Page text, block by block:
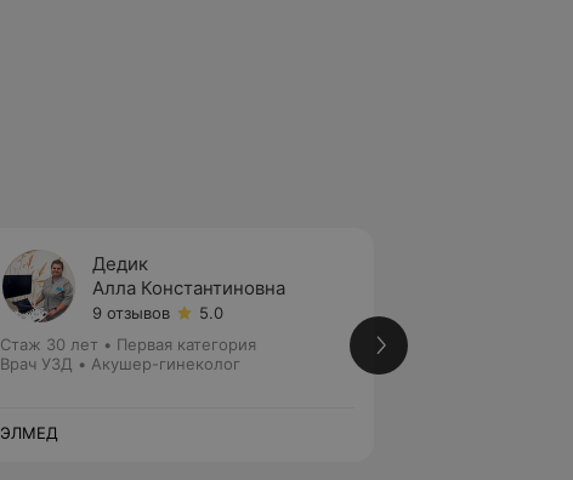
Дедик
Алла Константиновна
9 отзывов
5.0
Стаж 30 лет • Первая категория
Врач УЗД • Акушер-гинеколог
ЭЛМЕД